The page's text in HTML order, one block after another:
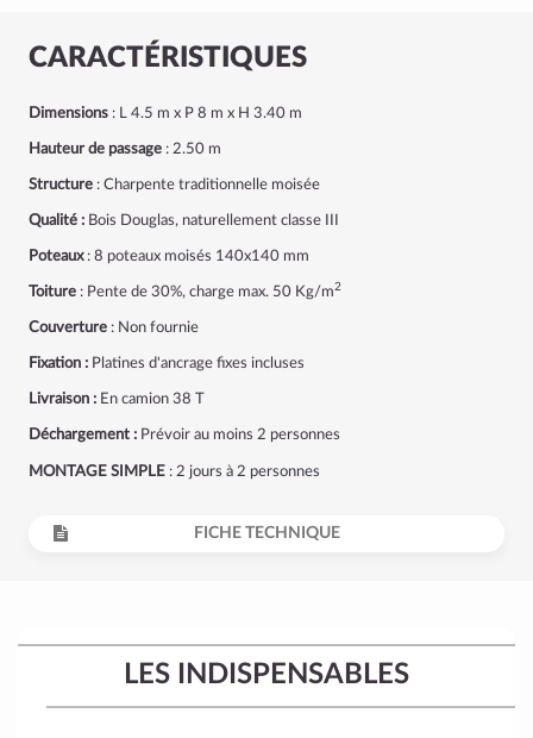
CARACTÉRISTIQUES
Dimensions : L 4.5 m x P 8 m x H 3.40 m
Hauteur de passage : 2.50 m
Structure : Charpente traditionnelle moisée
Qualité : Bois Douglas, naturellement classe III
Poteaux: 8 poteaux moisés 140x140 mm
Toiture : Pente de 30%, charge max. 50 Kg/m2
Couverture : Non fournie
Fixation : Platines d'ancrage fixes incluses
Livraison : En camion 38 T
Déchargement : Prévoir au moins 2 personnes
MONTAGE SIMPLE : 2 jours à 2 personnes
FICHE TECHNIQUE
LES INDISPENSABLES